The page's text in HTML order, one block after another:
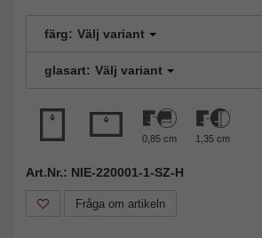
färg: Välj variant
glasart: Välj variant
0,85 cm 1,35 cm
Art.Nr.: NIE-220001-1-SZ-H
Fråga om artikeln